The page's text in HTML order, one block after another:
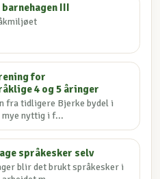
III
for
4 og 5 åringer
fra tidligere Bjerke bydel i
nyttig i f...
språkesker selv
blir det brukt språkesker i